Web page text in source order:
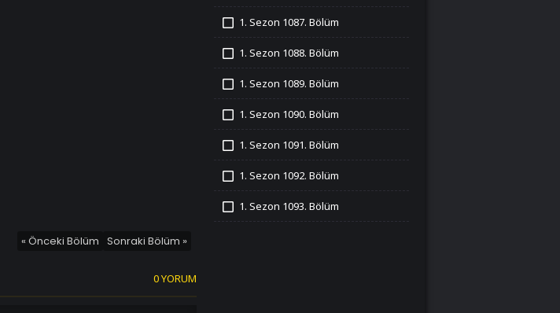
« Önceki Bölüm Sonraki Bölüm »
1. Sezon 1087. Bölüm
1. Sezon 1088. Bölüm
1. Sezon 1089. Bölüm
1. Sezon 1090. Bölüm
1. Sezon 1091. Bölüm
1. Sezon 1092. Bölüm
1. Sezon 1093. Bölüm
0 YORUM